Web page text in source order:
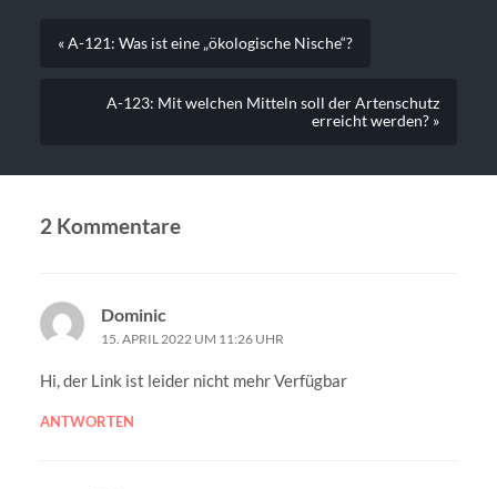
« A-121: Was ist eine „ökologische Nische“?
A-123: Mit welchen Mitteln soll der Artenschutz
erreicht werden? »
2 Kommentare
Dominic
15. APRIL 2022 UM 11:26 UHR
Hi, der Link ist leider nicht mehr Verfügbar
ANTWORTEN